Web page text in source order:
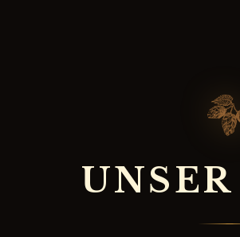
UNSER